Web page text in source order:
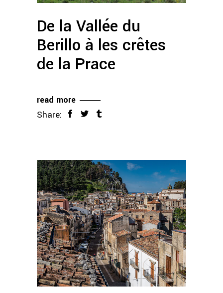
De la Vallée du
Berillo à les crêtes
de la Prace
read more
Share: